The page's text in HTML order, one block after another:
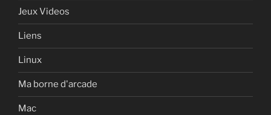
Jeux Videos
Liens
Linux
Ma borne d'arcade
Mac